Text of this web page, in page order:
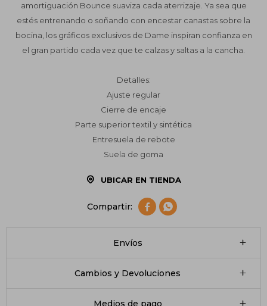
amortiguación Bounce suaviza cada aterrizaje. Ya sea que
estés entrenando o soñando con encestar canastas sobre la
bocina, los gráficos exclusivos de Dame inspiran confianza en
el gran partido cada vez que te calzas y saltas a la cancha.
Detalles:
Ajuste regular
Cierre de encaje
Parte superior textil y sintética
Entresuela de rebote
Suela de goma
UBICAR EN TIENDA
 
Envíos
Cambios y Devoluciones
Medios de pago